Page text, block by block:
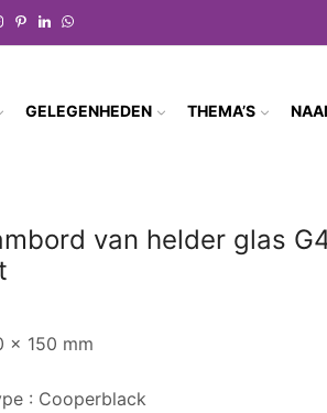
GELEGENHEDEN THEMA’S
van helder glas
x 150 mm
: Cooperblack